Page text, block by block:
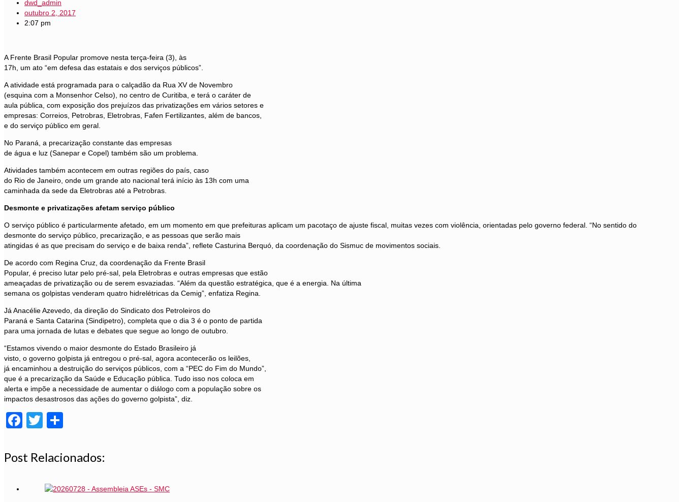
dwd_admin
outubro 2, 2017
2:07 pm
A Frente Brasil Popular promove nesta terça-feira (3), às
17h, um ato “em defesa das estatais e dos serviços públicos”.
A atividade está programada para o calçadão da Rua XV de Novembro
(esquina com a Monsenhor Celso), no centro de Curitiba, e terá o caráter de
aula pública, com exposição dos prejuízos das privatizações em vários setores e
empresas: Correios, Petrobras, Eletrobras, Fafen Fertilizantes, além de bancos,
e do serviço público em geral.
No Paraná, a precarização constante das empresas
de água e luz (Sanepar e Copel) também são um problema.
Atividades também acontecem em outras regiões do país, caso
do Rio de Janeiro, onde um grande ato nacional terá início às 13h com uma
caminhada da sede da Eletrobras até a Petrobras.
Desmonte e privatizações afetam serviço público
O serviço público é particularmente afetado, em um momento em que prefeituras aplicam um pacotaço de ajuste fiscal, muitas vezes com violência, orientadas pelo governo federal. “No sentido do
desmonte do serviço público, precarização, e as pessoas que serão mais
atingidas é as que precisam do serviço e de baixa renda”, reflete Casturina Berquó, da coordenação do Sismuc de movimentos sociais.
De acordo com Regina Cruz, da coordenação da Frente Brasil
Popular, é preciso lutar pelo pré-sal, pela Eletrobras e outras empresas que estão
ameaçadas de privatização ou de serem esvaziadas. “Além da questão estratégica, que é a energia. Na última
semana os golpistas venderam quatro hidrelétricas da Cemig”, enfatiza Regina.
Já Anacélie Azevedo, da direção do Sindicato dos Petroleiros do
Paraná e Santa Catarina (Sindipetro), completa que o dia 3 é o ponto de partida
para uma jornada de lutas e debates que segue ao longo de outubro.
“Estamos vivendo o maior desmonte do Estado Brasileiro já
visto, o governo golpista já entregou o pré-sal, agora acontecerão os leilões,
já encaminhou a destruição do serviços públicos, com a “PEC do Fim do Mundo”,
que é a precarização da Saúde e Educação pública. Tudo isso nos coloca em
alerta e impõe a necessidade de aumentar o diálogo com a população sobre os
impactos desastrosos das ações do governo golpista”, diz.
Facebook
Twitter
Post Relacionados: